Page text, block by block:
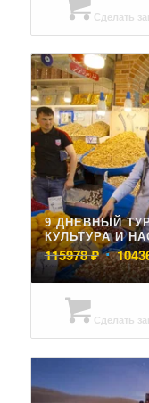
Сделать
9 ДНЕВНЫЙ
КУЛЬТУРА И
115978₽
цена
115978
Сделать